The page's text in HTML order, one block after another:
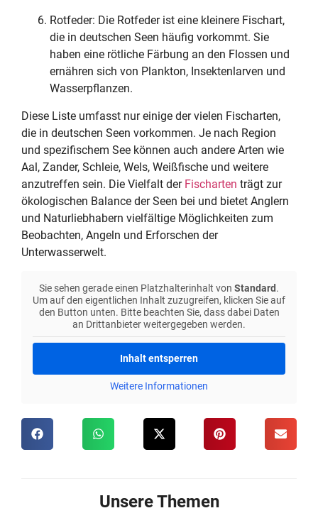
Rotfeder: Die Rotfeder ist eine kleinere Fischart,
die in deutschen Seen häufig vorkommt. Sie
haben eine rötliche Färbung an den Flossen und
ernähren sich von Plankton, Insektenlarven und
Wasserpflanzen.
Diese Liste umfasst nur einige der vielen Fischarten,
die in deutschen Seen vorkommen. Je nach Region
und spezifischem See können auch andere Arten wie
Aal, Zander, Schleie, Wels, Weißfische und weitere
anzutreffen sein. Die Vielfalt der Fischarten trägt zur
ökologischen Balance der Seen bei und bietet Anglern
und Naturliebhabern vielfältige Möglichkeiten zum
Beobachten, Angeln und Erforschen der
Unterwasserwelt.
Sie sehen gerade einen Platzhalterinhalt von Standard .
Um auf den eigentlichen Inhalt zuzugreifen, klicken Sie auf
den Button unten. Bitte beachten Sie, dass dabei Daten
an Drittanbieter weitergegeben werden.
Inhalt entsperren
Weitere Informationen
Unsere Themen